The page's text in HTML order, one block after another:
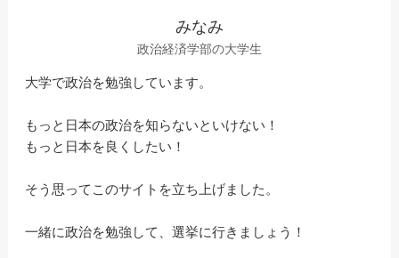
みなみ
政治経済学部の大学生
大学で政治を勉強しています。
もっと日本の政治を知らないといけない！
もっと日本を良くしたい！
そう思ってこのサイトを立ち上げました。
一緒に政治を勉強して、選挙に行きましょう！